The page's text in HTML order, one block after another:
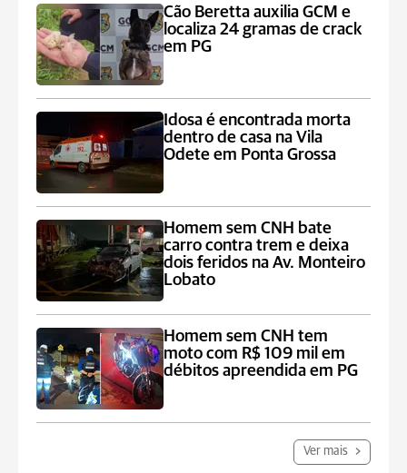
Cão Beretta auxilia GCM e
localiza 24 gramas de crack
em PG
Idosa é encontrada morta
dentro de casa na Vila
Odete em Ponta Grossa
Homem sem CNH bate
carro contra trem e deixa
dois feridos na Av. Monteiro
Lobato
Homem sem CNH tem
moto com R$ 109 mil em
débitos apreendida em PG
Ver mais